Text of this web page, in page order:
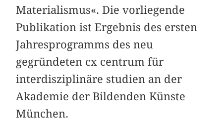
Materialismus«. Die vorliegende
Publikation ist Ergebnis des ersten
Jahresprogramms des neu
gegründeten cx centrum für
interdisziplinäre studien an der
Akademie der Bildenden Künste
München.